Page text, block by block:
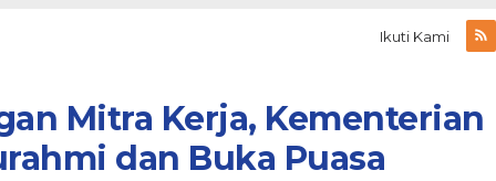
Ikuti Kami
Mitra Kerja, Kementerian
dan Buka Puasa